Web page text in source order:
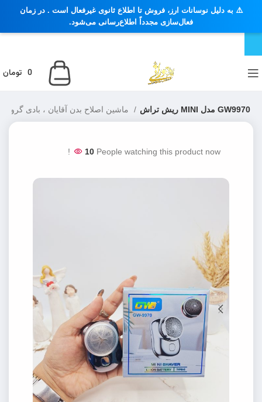
0 تومان
ریش تراش MINI مدل GW9970
10 People watching this product now!
⚠️ به دلیل نوسانات ارز، فروش تا اطلاع ثانوی غیرفعال است . در زمان
فعال‌سازی مجدداً اطلاع‌رسانی می‌شود.